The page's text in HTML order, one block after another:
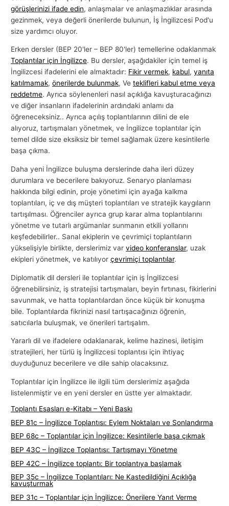
görüşlerinizi ifade edin, anlaşmalar ve anlaşmazlıklar arasında
gezinmek, veya değerli önerilerde bulunun, İş İngilizcesi Pod'u
size yardımcı oluyor.
Erken dersler (BEP 20'ler – BEP 80'ler) temellerine odaklanmak
Toplantılar için İngilizce. Bu dersler, aşağıdakiler için temel iş
İngilizcesi ifadelerini ele almaktadır: Fikir vermek, kabul,yanıta
katılmamak,önerilerde bulunmak, Veteklifleri kabul etme veya
reddetme. Ayrıca söylenenleri nasıl açıklığa kavuşturacağınızı
ve diğer insanların ifadelerinin ardındaki anlamı da
öğreneceksiniz.. Ayrıca açılış toplantılarının dilini de ele
alıyoruz, tartışmaları yönetmek, ve İngilizce toplantılar için
temel dilde size eksiksiz bir temel sağlamak üzere kesintilerle
başa çıkma.
Daha yeni İngilizce buluşma derslerinde daha ileri düzey
durumlara ve becerilere bakıyoruz. Senaryo planlaması
hakkında bilgi edinin, proje yönetimi için ayağa kalkma
toplantıları, iç ve dış müşteri toplantıları ve stratejik kaygıların
tartışılması. Öğrenciler ayrıca grup karar alma toplantılarını
yönetme ve tutarlı argümanlar sunmanın etkili yollarını
keşfedebilirler.. Sanal ekiplerin ve çevrimiçi toplantıların
yükselişiyle birlikte, derslerimiz varvideo konferanslar, uzak
ekipleri yönetmek, ve katılıyorçevrimiçi toplantılar.
Diplomatik dil dersleri ile toplantılar için iş İngilizcesi
öğrenebilirsiniz, iş stratejisi tartışmaları, beyin fırtınası, fikirlerini
savunmak, ve hatta toplantılardan önce küçük bir konuşma
bile. Toplantılarda fikrinizi nasıl tartışacağınızı öğrenin,
satıcılarla buluşmak, ve önerileri tartışalım.
Yararlı dil ve ifadelere odaklanarak, kelime hazinesi, iletişim
stratejileri, her türlü iş İngilizcesi toplantısı için ihtiyaç
duyduğunuz becerilere ve dile sahip olacaksınız.
Toplantılar için İngilizce ile ilgili tüm derslerimiz aşağıda
listelenmiştir ve en yeni dersler en üstte yer almaktadır.
Toplantı Esasları e-Kitabı – Yeni Baskı
BEP 81c – İngilizce Toplantısı: Eylem Noktaları ve Sonlandırma
BEP 68c – Toplantılar için İngilizce: Kesintilerle başa çıkmak
BEP 43C – İngilizce Toplantısı: Tartışmayı Yönetme
BEP 42C – İngilizce toplantı: Bir toplantıya başlamak
BEP 35c – İngilizce Toplantıları: Ne Kastedildiğini Açıklığa
kavuşturmak
BEP 31c – Toplantılar için İngilizce: Önerilere Yanıt Verme
l
a
ı